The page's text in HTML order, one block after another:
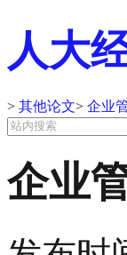
人大
> 其他论文> 企业
企业